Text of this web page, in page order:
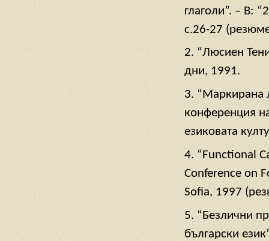
глаголи”. – В:
с.26-27
2. “Люсиен
дни, 1991.
3. “Маркирана
конференция
езиковата
4. “Functional
Conference on
Sofia, 1997
5. “Безлични
български